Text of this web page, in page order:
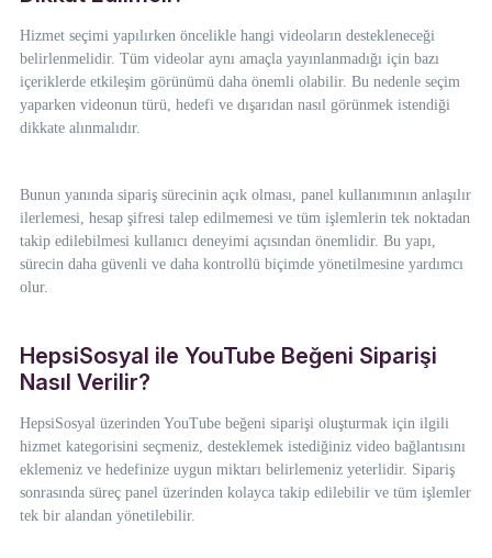
Hizmet seçimi yapılırken öncelikle hangi videoların destekleneceği
belirlenmelidir. Tüm videolar aynı amaçla yayınlanmadığı için bazı
içeriklerde etkileşim görünümü daha önemli olabilir. Bu nedenle seçim
yaparken videonun türü, hedefi ve dışarıdan nasıl görünmek istendiği
dikkate alınmalıdır.
Bunun yanında sipariş sürecinin açık olması, panel kullanımının anlaşılır
ilerlemesi, hesap şifresi talep edilmemesi ve tüm işlemlerin tek noktadan
takip edilebilmesi kullanıcı deneyimi açısından önemlidir. Bu yapı,
sürecin daha güvenli ve daha kontrollü biçimde yönetilmesine yardımcı
olur.
HepsiSosyal ile YouTube Beğeni Siparişi
Nasıl Verilir?
HepsiSosyal üzerinden YouTube beğeni siparişi oluşturmak için ilgili
hizmet kategorisini seçmeniz, desteklemek istediğiniz video bağlantısını
eklemeniz ve hedefinize uygun miktarı belirlemeniz yeterlidir. Sipariş
sonrasında süreç panel üzerinden kolayca takip edilebilir ve tüm işlemler
tek bir alandan yönetilebilir.